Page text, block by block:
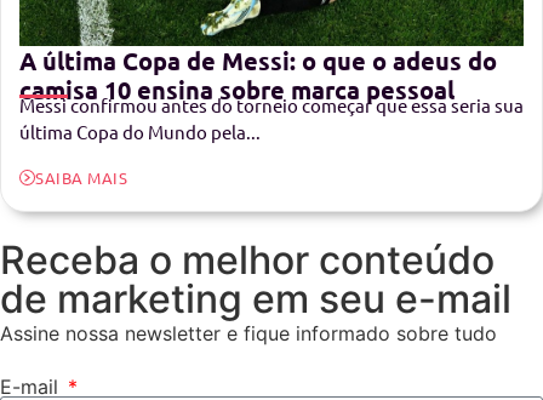
A última Copa de Messi: o que o adeus do
camisa 10 ensina sobre marca pessoal
Messi confirmou antes do torneio começar que essa seria sua
última Copa do Mundo pela...
SAIBA MAIS
Receba o melhor conteúdo
de marketing em seu e-mail
Assine nossa newsletter e fique informado sobre tudo
E-mail